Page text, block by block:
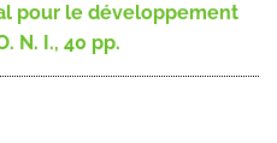
pour le développement
N. I., 40 pp.